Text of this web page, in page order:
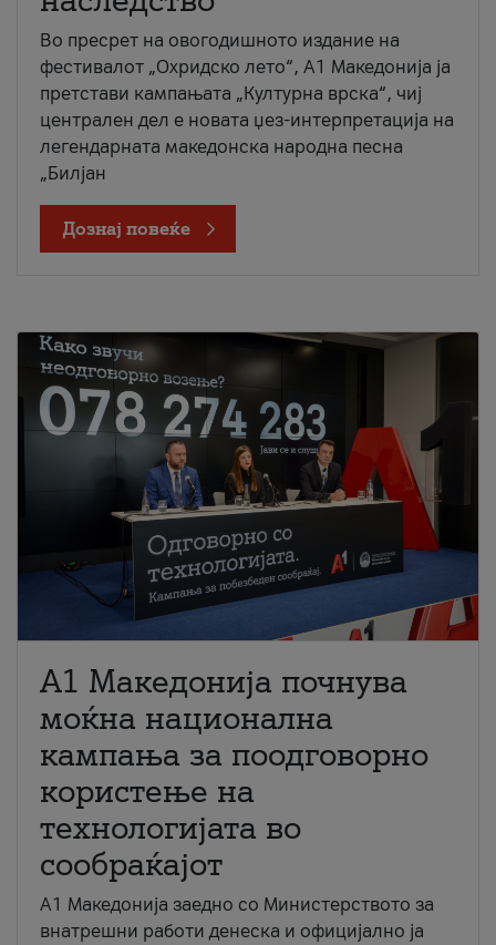
Во пресрет на овогодишното издание на
фестивалот „Охридско лето“, А1 Македонија ја
претстави кампањата „Културна врска“, чиј
централен дел е новата џез-интерпретација на
легендарната македонска народна песна
„Билјан
Дознај повеќе
A1 Македонија почнува
моќна национална
кампања за поодговорно
користење на
технологијата во
сообраќајот
A1 Македонија заедно со Министерството за
внатрешни работи денеска и официјално ја